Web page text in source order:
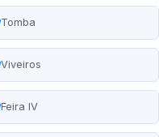
Tomba
Viveiros
Feira IV